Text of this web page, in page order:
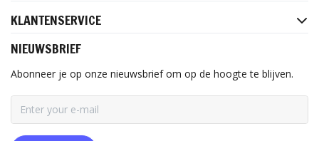
KLANTENSERVICE
NIEUWSBRIEF
Abonneer je op onze nieuwsbrief om op de hoogte te blijven.